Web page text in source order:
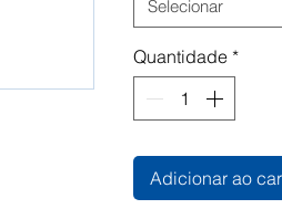
Selecionar
Quantidade *
Adicionar ao